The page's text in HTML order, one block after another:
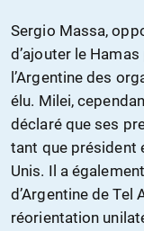
Sergio Massa,
d’ajouter le
l’Argentine des
élu. Milei,
déclaré que ses
tant que président
Unis. Il a
d’Argentine de Tel
réorientation